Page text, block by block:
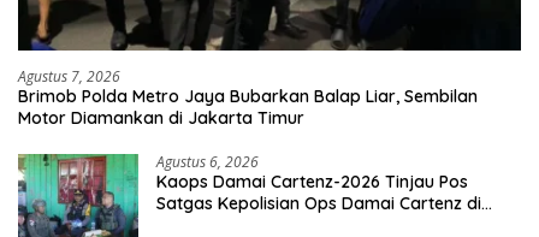
Agustus 7, 2026
Brimob Polda Metro Jaya Bubarkan Balap Liar, Sembilan
Motor Diamankan di Jakarta Timur
Agustus 6, 2026
Kaops Damai Cartenz-2026 Tinjau Pos
Satgas Kepolisian Ops Damai Cartenz di